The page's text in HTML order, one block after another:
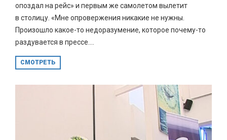
опоздал на рейс» и первым же самолетом вылетит
в столицу. «Мне опровержения никакие не нужны.
Произошло какое-то недоразумение, которое почему-то
раздувается в прессе....
СМОТРЕТЬ